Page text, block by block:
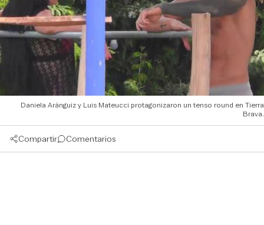
Daniela Aránguiz y Luis Mateucci protagonizaron un tenso round en Tierra
Brava.
Compartir Comentarios